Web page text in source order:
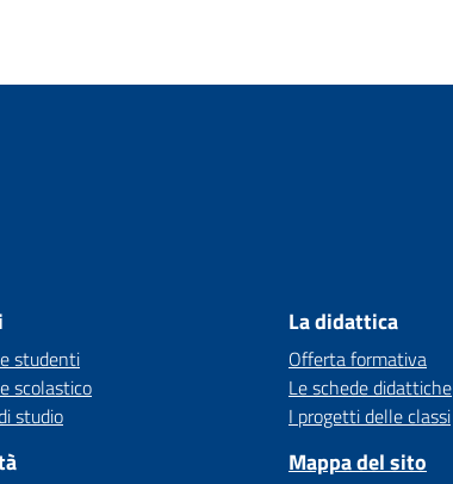
studenti
scolastico
studio
La didattica
Offerta formativa
Le schede didattiche
I progetti delle classi
Mappa del sito